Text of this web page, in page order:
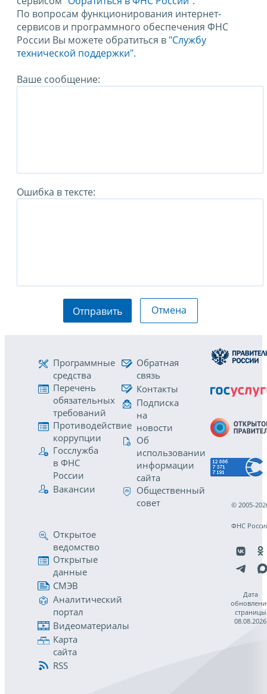
По вопросам функционирования интернет-
сервисов и программного обеспечения ФНС
России Вы можете обратиться в "Службу
технической поддержки".
Ваше сообщение:
Ошибка в тексте:
Отправить Отмена
Программные
средства
Перечень
обязательных
требований
Противодействие
коррупции
Госслужба
в ФНС
России
Вакансии
Обратная
связь
Контакты
Подписка
на
новости
Об
использовании
информации
сайта
Общественный
совет
Открытое
ведомство
Открытые
данные
СМЭВ
Аналитический
портал
Видеоматериалы
Карта
сайта
RSS
© 2005-
ФНС
Дата
страницы
08.08.2026